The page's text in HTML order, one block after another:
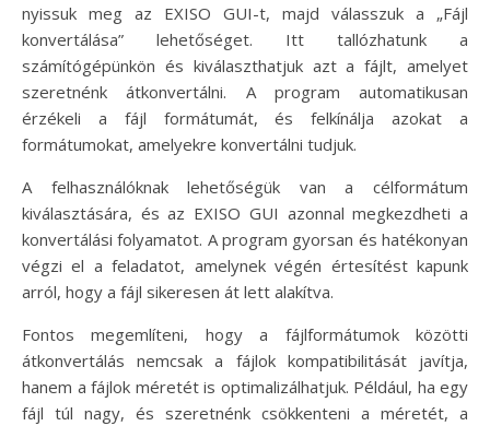
nyissuk meg az EXISO GUI-t, majd válasszuk a „Fájl
konvertálása” lehetőséget. Itt tallózhatunk a
számítógépünkön és kiválaszthatjuk azt a fájlt, amelyet
szeretnénk átkonvertálni. A program automatikusan
érzékeli a fájl formátumát, és felkínálja azokat a
formátumokat, amelyekre konvertálni tudjuk.
A felhasználóknak lehetőségük van a célformátum
kiválasztására, és az EXISO GUI azonnal megkezdheti a
konvertálási folyamatot. A program gyorsan és hatékonyan
végzi el a feladatot, amelynek végén értesítést kapunk
arról, hogy a fájl sikeresen át lett alakítva.
Fontos megemlíteni, hogy a fájlformátumok közötti
átkonvertálás nemcsak a fájlok kompatibilitását javítja,
hanem a fájlok méretét is optimalizálhatjuk. Például, ha egy
fájl túl nagy, és szeretnénk csökkenteni a méretét, a